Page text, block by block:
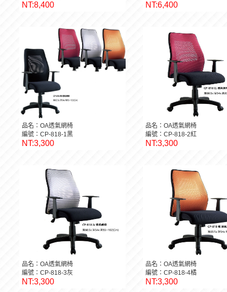
NT:8,400 NT:6,400
品名：OA透氣網椅
編號：CP-818-1黑
NT:3,300
品名：OA透氣網椅
編號：CP-818-2紅
NT:3,300
品名：OA透氣網椅
編號：CP-818-3灰
NT:3,300
品名：OA透氣網椅
編號：CP-818-4橘
NT:3,300